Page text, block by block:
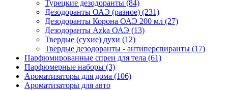
Турецкие дезодоранты (84)
Дезодоранты ОАЭ (разное) (231)
Дезодоранты Корона ОАЭ 200 мл (27)
Дезодоранты Azka ОАЭ (13)
Твердые (сухие) духи (12)
Твердые дезодоранты - антиперспиранты (17)
Парфюмированные спреи для тела (61)
Парфюмерные наборы (3)
Ароматизаторы для дома (106)
Ароматизаторы для авто